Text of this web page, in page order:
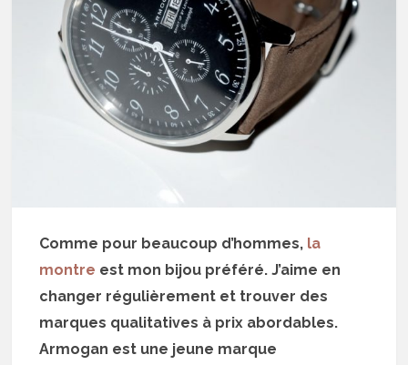
Comme pour beaucoup d’hommes, la
montre est mon bijou préféré. J’aime en
changer régulièrement et trouver des
marques qualitatives à prix abordables.
Armogan est une jeune marque